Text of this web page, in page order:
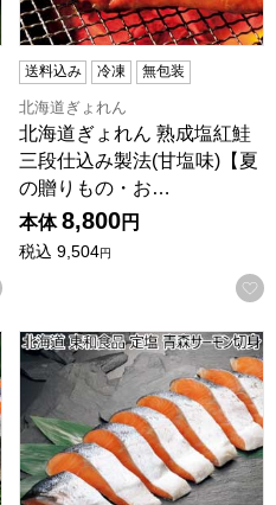
お気に入りに登録する
送料込み 冷凍 無包装
北海道ぎょれん
北海道ぎょれん 熟成塩紅鮭
三段仕込み製法(甘塩味)【夏
の贈りもの・お…
本体 8,800円
税込 9,504円
段仕込み製法(甘塩味)【夏の
北海道 東和食品 定塩 青森サ